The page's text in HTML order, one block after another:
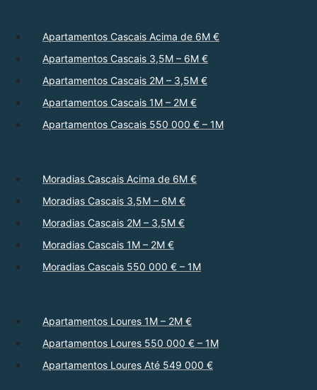
Apartamentos Cascais Acima de 6M €
Apartamentos Cascais 3,5M – 6M €
Apartamentos Cascais 2M – 3,5M €
Apartamentos Cascais 1M – 2M €
Apartamentos Cascais 550 000 € – 1M
Moradias Cascais Acima de 6M €
Moradias Cascais 3,5M – 6M €
Moradias Cascais 2M – 3,5M €
Moradias Cascais 1M – 2M €
Moradias Cascais 550 000 € – 1M
Apartamentos Loures 1M – 2M €
Apartamentos Loures 550 000 € – 1M
Apartamentos Loures Até 549 000 €